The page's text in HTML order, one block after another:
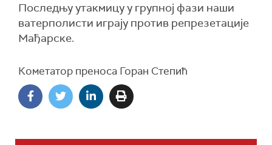
Последњу утакмицу у групној фази наши
ватерполисти играју против репрезетације
Мађарске.
Кометатор преноса Горан Степић